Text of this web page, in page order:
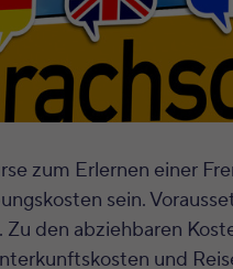
zum Erlernen einer
sein.
Zu den abziehbaren
und